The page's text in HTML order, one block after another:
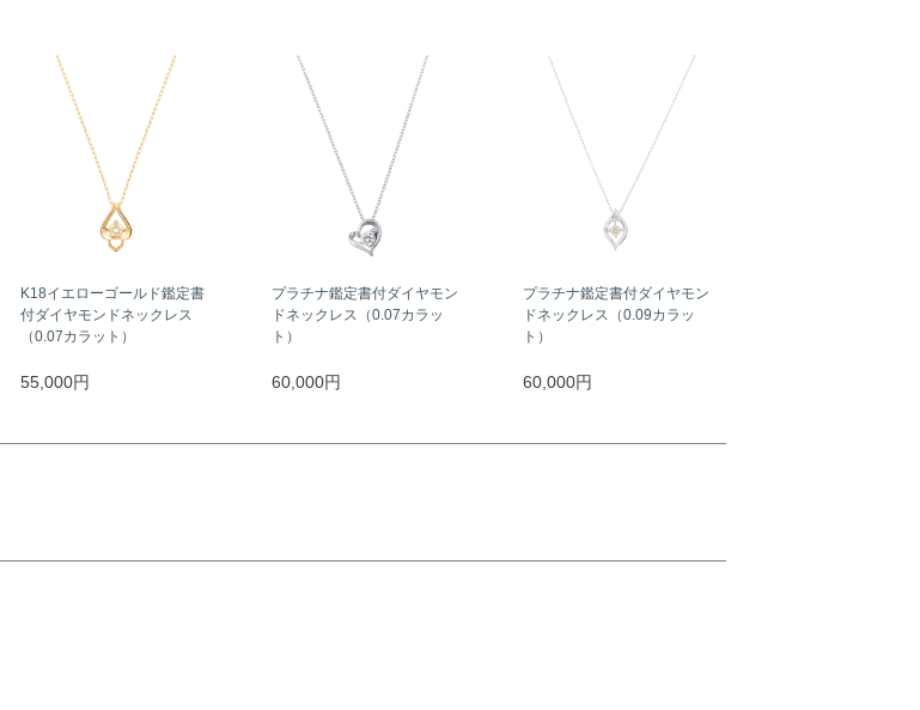
K18イエローゴールド鑑定書
付ダイヤモンドネックレス
（0.07カラット）
55,000円
プラチナ鑑定書付ダイヤモン
ドネックレス（0.07カラッ
ト）
60,000円
プラチナ鑑定書付ダイヤモン
ドネックレス（0.09カラッ
ト）
60,000円